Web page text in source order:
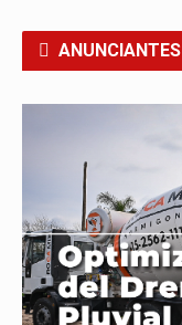
ANUNCIANTES